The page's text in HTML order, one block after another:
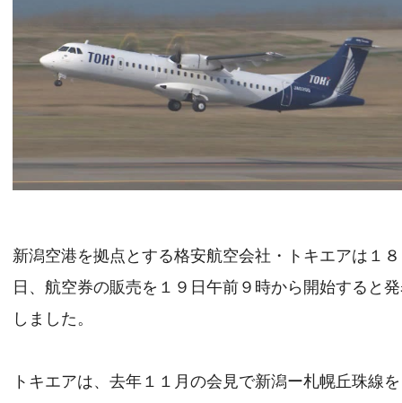
新潟空港を拠点とする格安航空会社・トキエアは１８
日、航空券の販売を１９日午前９時から開始すると
しました。
トキエアは、去年１１月の会見で新潟ー札幌丘珠線